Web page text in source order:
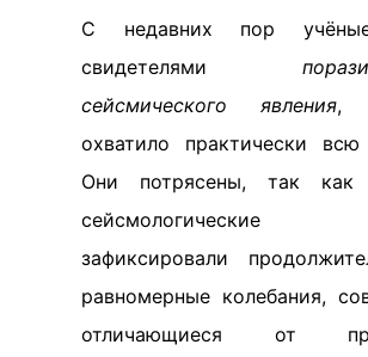
С недавних пор
свидетелями
сейсмического явления,
охватило практически всю
Они потрясены, так как
сейсмологические
зафиксировали
равномерные колебания,
отличающиеся от